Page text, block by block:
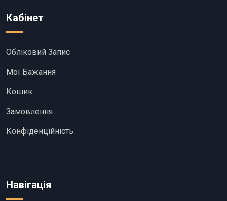
Кабінет
Обліковий Запис
Мої Бажання
Кошик
Замовлення
Конфіденційність
Навігація